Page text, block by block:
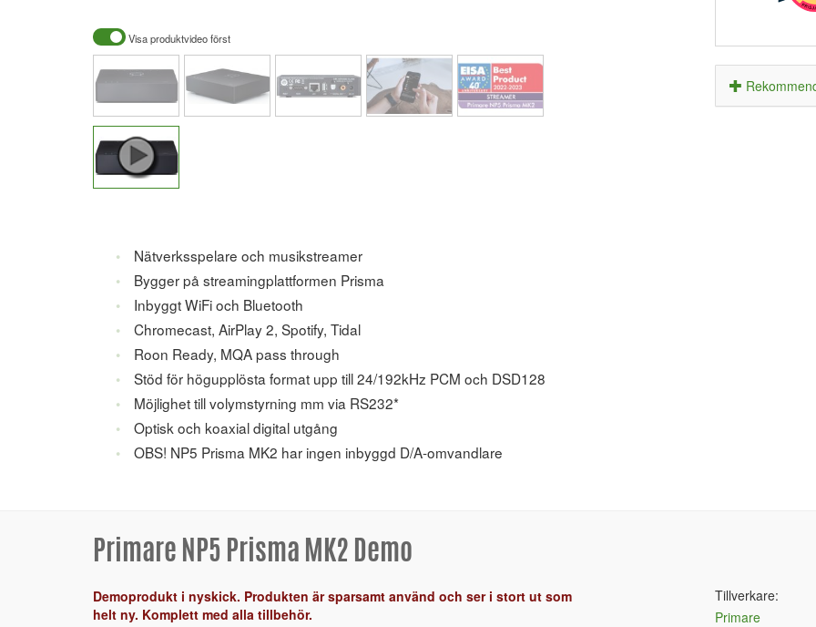
Visa produktvideo först
Nätverksspelare och musikstreamer
Bygger på streamingplattformen Prisma
Inbyggt WiFi och Bluetooth
Chromecast, AirPlay 2, Spotify, Tidal
Roon Ready, MQA pass through
Stöd för högupplösta format upp till 24/192kHz PCM och DSD128
Möjlighet till volymstyrning mm via RS232*
Optisk och koaxial digital utgång
OBS! NP5 Prisma MK2 har ingen inbyggd D/A-omvandlare
Primare NP5 Prisma MK2 Demo
Demoprodukt i nyskick. Produkten är sparsamt använd och ser i stort ut som
helt ny. Komplett med alla tillbehör.
Tillverkare:
Primare